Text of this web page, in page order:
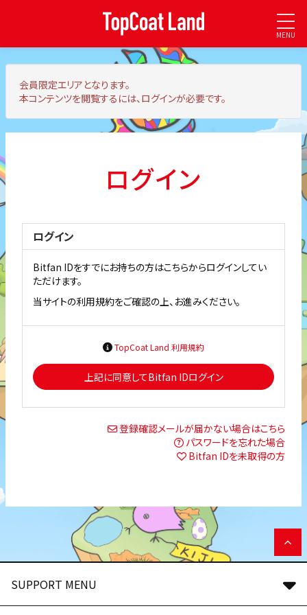
MENU
会員限定エリア となります。
本コンテンツを閲覧するには、ログインが必要です。
ログイン
ログイン
Bitfan IDをすでにお持ちの方はこちらからログインしてい
ただけます。
当サイトの利用規約をご確認の上、お進みください。
TopCoat Land 利用規約
上記に同意してBitfan IDログイン
登録確認メールが届かない場合はこちら
パスワードを忘れた場合
Bitfan IDを未取得の方
SUPPORT MENU